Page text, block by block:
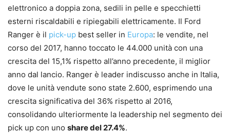
elettronico a doppia zona, sedili in pelle e specchietti
esterni riscaldabili e ripiegabili elettricamente. Il Ford
Ranger è il pick-up best seller in Europa: le vendite, nel
corso del 2017, hanno toccato le 44.000 unità con una
crescita del 15,1% rispetto all’anno precedente, il miglior
anno dal lancio. Ranger è leader indiscusso anche in Italia,
dove le unità vendute sono state 2.600, esprimendo una
crescita significativa del 36% rispetto al 2016,
consolidando ulteriormente la leadership nel segmento dei
pick up con uno share del 27.4%.